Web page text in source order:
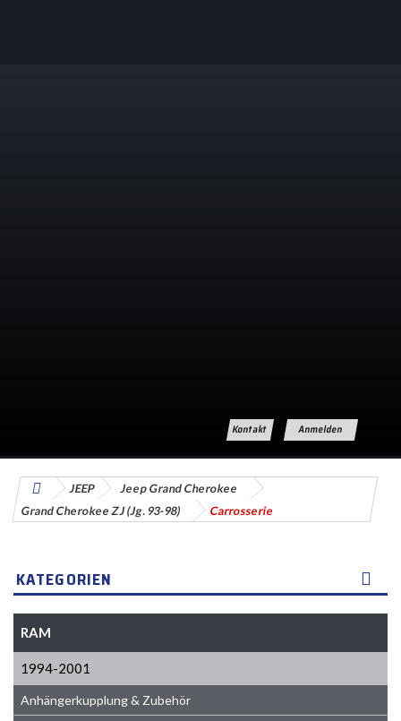
Anmelden
Kontakt
JEEP
Jeep Grand Cherokee
Grand Cherokee ZJ (Jg. 93-98)
Carrosserie
KATEGORIEN
RAM
1994-2001
Anhängerkupplung & Zubehör